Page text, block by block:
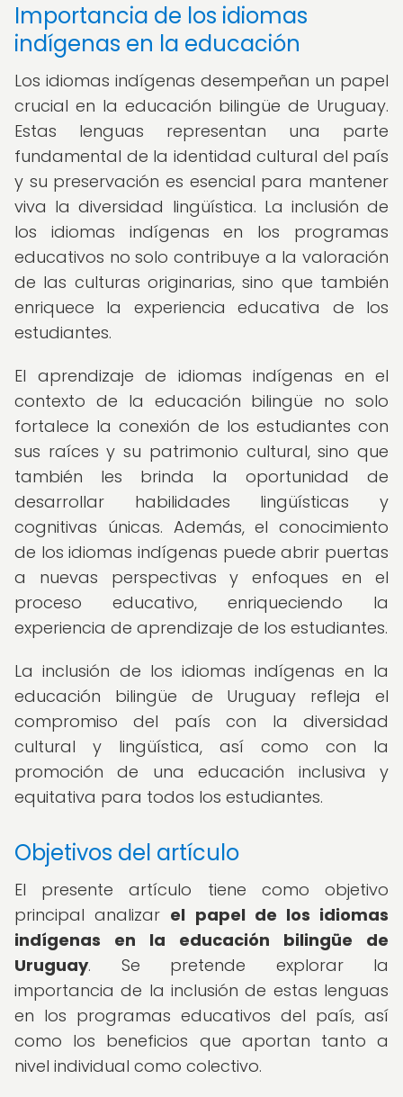
Importancia de los idiomas
indígenas en la educación
Los idiomas indígenas desempeñan un papel
crucial en la educación bilingüe de Uruguay.
Estas lenguas representan una parte
fundamental de la identidad cultural del país
y su preservación es esencial para mantener
viva la diversidad lingüística. La inclusión de
los idiomas indígenas en los programas
educativos no solo contribuye a la valoración
de las culturas originarias, sino que también
enriquece la experiencia educativa de los
estudiantes.
El aprendizaje de idiomas indígenas en el
contexto de la educación bilingüe no solo
fortalece la conexión de los estudiantes con
sus raíces y su patrimonio cultural, sino que
también les brinda la oportunidad de
desarrollar habilidades lingüísticas y
cognitivas únicas. Además, el conocimiento
de los idiomas indígenas puede abrir puertas
a nuevas perspectivas y enfoques en el
proceso educativo, enriqueciendo la
experiencia de aprendizaje de los estudiantes.
La inclusión de los idiomas indígenas en la
educación bilingüe de Uruguay refleja el
compromiso del país con la diversidad
cultural y lingüística, así como con la
promoción de una educación inclusiva y
equitativa para todos los estudiantes.
Objetivos del artículo
El presente artículo tiene como objetivo
principal analizar el papel de los idiomas
indígenas en la educación bilingüe de
Uruguay. Se pretende explorar la
importancia de la inclusión de estas lenguas
en los programas educativos del país, así
como los beneficios que aportan tanto a
nivel individual como colectivo.